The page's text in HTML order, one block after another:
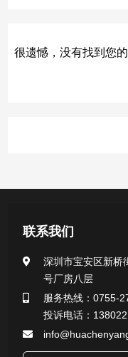
很遗憾，没有找到您
产品中心
医用无菌采样拭子系列
一次性使用采样器系
微生物样本保存液（
核酸（DNA&RNA）
联系我们
深圳市宝安区新桥
号厂房八层
服务热线：0755-
投诉电话：